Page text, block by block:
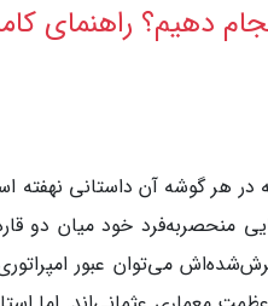
دهیم؟ راهنمای
هر گوشه آن داستانی نهفته
منحصربه‌فرد خود میان دو
می‌توان عبور